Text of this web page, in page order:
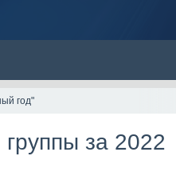
год"
за 2022